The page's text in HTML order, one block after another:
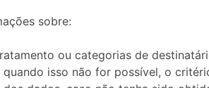
sobre:
ou categorias de
isso não for possível, o